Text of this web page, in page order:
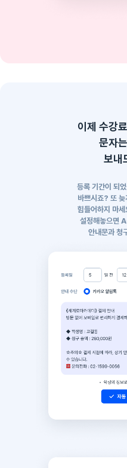
이제 수강
문자는
보내
등록 기간이 되
바쁘시죠? 또
힘들어하지 마세
설정해놓으면
안내문과 청